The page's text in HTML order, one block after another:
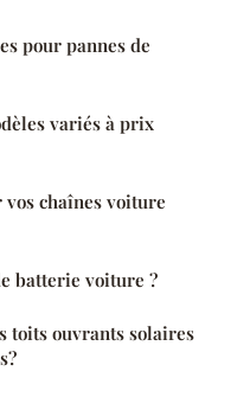
pour pannes de
variés à prix
chaînes voiture
batterie voiture ?
toits ouvrants solaires